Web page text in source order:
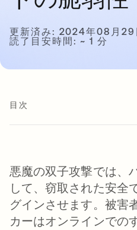
更新済み: 2024年08月29
読了目安時間: ~ 1 分
目次
悪魔の双子攻撃では、
して、窃取された安全
グインさせます。被害
カーはオンラインでの